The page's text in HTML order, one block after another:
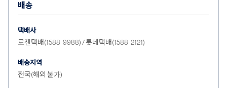
배송
택배사
로젠택배(1588-9988) / 롯데택배(1588-2121)
배송지역
전국(해외 불가)